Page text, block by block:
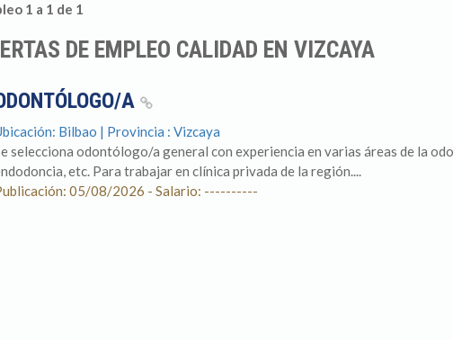
1 a 1 de 1
DE EMPLEO CALIDAD EN VIZCAYA
A
Bilbao | Provincia : Vizcaya
selecciona odontólogo/a general con experiencia en varias áreas de la
etc. Para trabajar en clínica privada de la región....
05/08/2026 - Salario: ----------